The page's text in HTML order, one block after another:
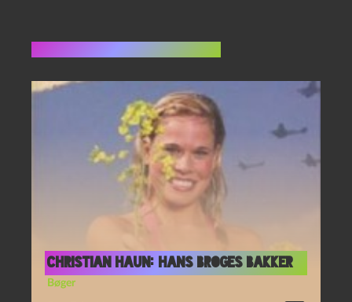
Christian Haun: Hans Broges Bakker
Bøger